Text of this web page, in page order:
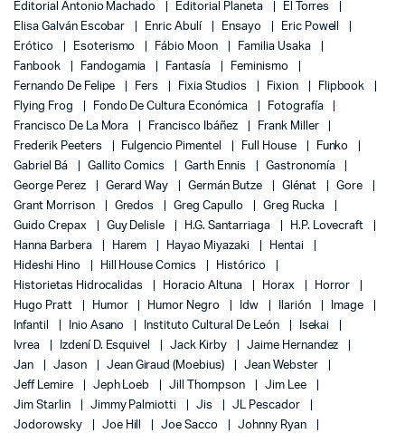
Editorial Antonio Machado
Editorial Planeta
El Torres
Elisa Galván Escobar
Enric Abulí Ensayo
Eric Powell
Erótico
Esoterismo Fábio Moon
Familia Usaka
Fanbook
Fandogamia Fantasía
Feminismo
Fernando De Felipe
Fers Fixia Studios Fixion
Flipbook
Flying Frog
Fondo De Cultura Económica
Fotografía
Francisco De La Mora
Francisco Ibáñez
Frank Miller
Frederik Peeters
Fulgencio Pimentel Full House
Funko
Gabriel Bá
Gallito Comics Garth Ennis
Gastronomía
George Perez
Gerard Way Germán Butze Glénat
Gore
Grant Morrison
Gredos Greg Capullo
Greg Rucka
Guido Crepax
Guy Delisle H.G. Santarriaga
H.P. Lovecraft
Hanna Barbera
Harem Hayao Miyazaki
Hentai
Hideshi Hino
Hill House Comics
Histórico
Historietas Hidrocalidas
Horacio Altuna Horax
Horror
Hugo Pratt
Humor Humor Negro Idw Ilarión
Image
Infantil
Inio Asano Instituto Cultural De León
Isekai
Ivrea
Izdení D. Esquivel Jack Kirby
Jaime Hernandez
Jan
Jason Jean Giraud (Moebius)
Jean Webster
Jeff Lemire
Jeph Loeb Jill Thompson
Jim Lee
Jim Starlin
Jimmy Palmiotti Jis
JL Pescador
Jodorowsky
Joe Hill Joe Sacco
Johnny Ryan